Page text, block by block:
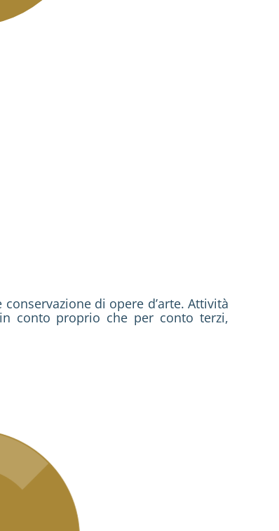
di opere d’arte. Attività
conto proprio che per conto terzi,